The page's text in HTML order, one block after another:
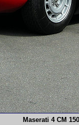
Maserati 4 CM